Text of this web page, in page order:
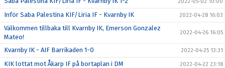
Inför Saba Palestina KIF/Liria IF - Kvarnby IK 2022-04-28 16:03
Välkommen tillbaka till Kvarnby IK, Emerson Gonzalez
Mateo!
2022-04-26 16:05
Kvarnby IK - AIF Barrikaden 1-0 2022-04-25 13:31
KIK lottat mot Åkarp IF på bortaplan i DM 2022-04-22 23:18